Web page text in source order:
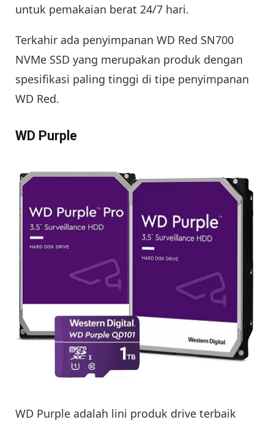
untuk pemakaian berat 24/7 hari.
Terkahir ada penyimpanan WD Red SN700
NVMe SSD yang merupakan produk dengan
spesifikasi paling tinggi di tipe penyimpanan
WD Red.
WD Purple
WD Purple adalah lini produk drive terbaik